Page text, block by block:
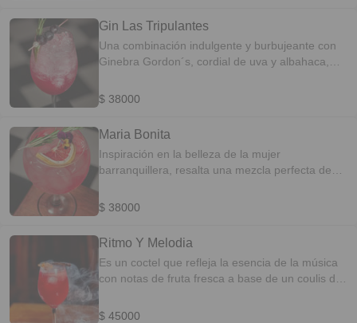
Gin Las Tripulantes
Una combinación indulgente y burbujeante con
Ginebra Gordon´s, cordial de uva y albahaca,
hierbas aromática a romero. PERFIL DEL
$ 38000
Maria Bonita
Inspiración en la belleza de la mujer
barranquillera, resalta una mezcla perfecta de
de toronja y perfumes cítricos. PERFIL DEL
$ 38000
Ritmo Y Melodia
Es un coctel que refleja la esencia de la música
con notas de fruta fresca a base de un coulis de
majado con hojas de hierbabuena, mix cítricos
$ 45000